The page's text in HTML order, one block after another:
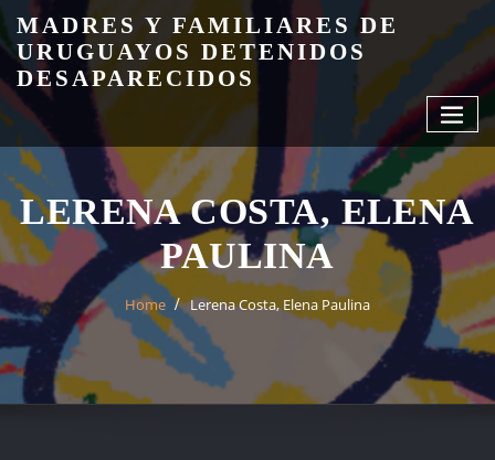
Skip
to
content
MADRES Y FAMILIARES DE
URUGUAYOS DETENIDOS
DESAPARECIDOS
LERENA COSTA, ELENA
PAULINA
Home Lerena Costa, Elena Paulina